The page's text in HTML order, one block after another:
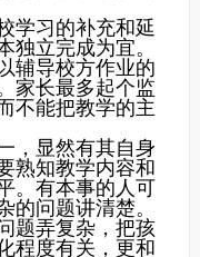
习的补充和延
独立完成为宜。
辅导校方作业的
家长最多起个监
不能把教学的主
显然有其自身
熟知教学内容和
。有本事的人可
的问题讲清楚。
题弄复杂，把孩
程度有关，更和